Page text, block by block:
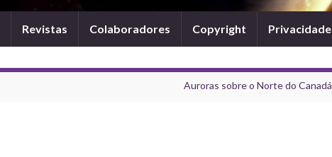
Revistas Colaboradores Copyright Privacidade
Auroras sobre o Norte do Canadá